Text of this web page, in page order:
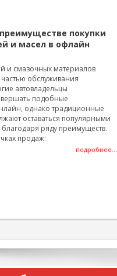
покупки
и масел в офлайн
и смазочных материалов
обслуживания
автовладельцы
подобные
однако традиционные
оставаться популярными
ряду преимуществ.
продаж:
подробнее...